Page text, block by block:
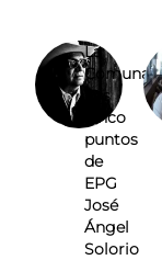
La
Comuna
Los
cinco
puntos
de
EPG
José
Ángel
Solorio